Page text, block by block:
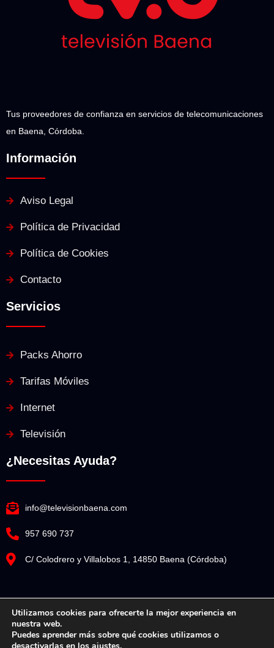
Tus proveedores de confianza en servicios de telecomunicaciones
en Baena, Córdoba.
Información
Aviso Legal
Política de Privacidad
Política de Cookies
Contacto
Servicios
Packs Ahorro
Tarifas Móviles
Internet
Televisión
¿Necesitas Ayuda?
info@televisionbaena.com
957 690 737
C/ Colodrero y Villalobos 1, 14850 Baena (Córdoba)
Televisión Baena© Copyright 2025. Todos los derechos reservados.
Utilizamos cookies para ofrecerte la mejor experiencia en
nuestra web.
Puedes aprender más sobre qué cookies utilizamos o